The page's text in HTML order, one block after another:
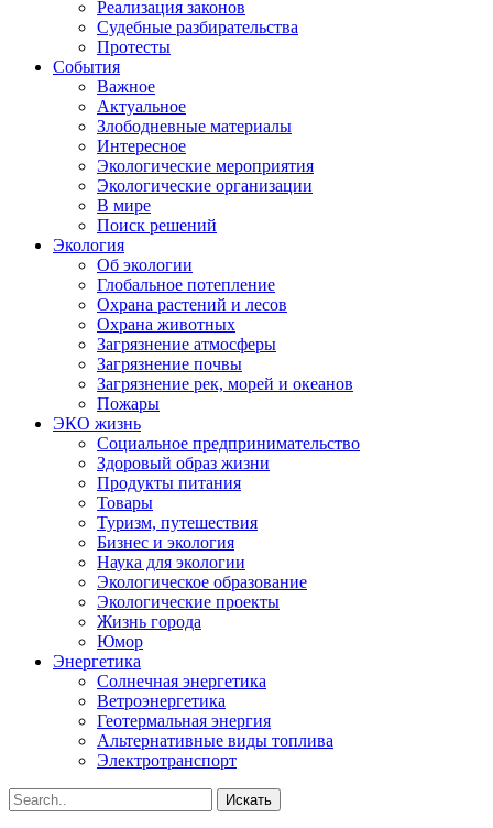
Реализация законов
Судебные разбирательства
Протесты
События
Важное
Актуальное
Злободневные материалы
Интересное
Экологические мероприятия
Экологические организации
В мире
Поиск решений
Экология
Об экологии
Глобальное потепление
Охрана растений и лесов
Охрана животных
Загрязнение атмосферы
Загрязнение почвы
Загрязнение рек, морей и океанов
Пожары
ЭКО жизнь
Социальное предпринимательство
Здоровый образ жизни
Продукты питания
Товары
Туризм, путешествия
Бизнес и экология
Наука для экологии
Экологическое образование
Экологические проекты
Жизнь города
Юмор
Энергетика
Солнечная энергетика
Ветроэнергетика
Геотермальная энергия
Альтернативные виды топлива
Электротранспорт